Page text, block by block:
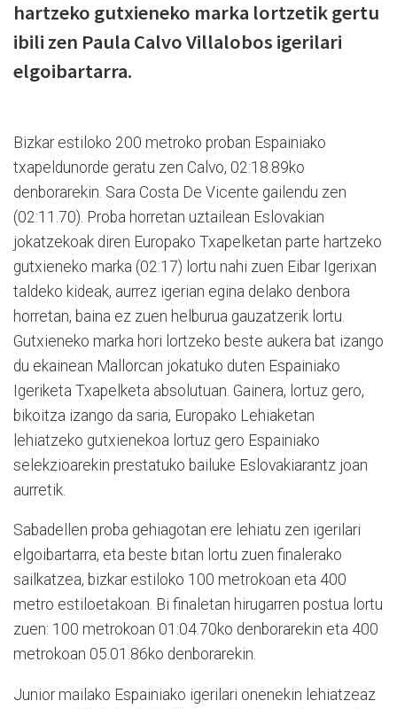
hartzeko gutxieneko marka lortzetik gertu
ibili zen Paula Calvo Villalobos igerilari
elgoibartarra.
Bizkar estiloko 200 metroko proban Espainiako
txapeldunorde geratu zen Calvo, 02:18.89ko
denborarekin. Sara Costa De Vicente gailendu zen
(02:11.70). Proba horretan uztailean Eslovakian
jokatzekoak diren Europako Txapelketan parte hartzeko
gutxieneko marka (02:17) lortu nahi zuen Eibar Igerixan
taldeko kideak, aurrez igerian egina delako denbora
horretan, baina ez zuen helburua gauzatzerik lortu.
Gutxieneko marka hori lortzeko beste aukera bat izango
du ekainean Mallorcan jokatuko duten Espainiako
Igeriketa Txapelketa absolutuan. Gainera, lortuz gero,
bikoitza izango da saria, Europako Lehiaketan
lehiatzeko gutxienekoa lortuz gero Espainiako
selekzioarekin prestatuko bailuke Eslovakiarantz joan
aurretik.
Sabadellen proba gehiagotan ere lehiatu zen igerilari
elgoibartarra, eta beste bitan lortu zuen finalerako
sailkatzea, bizkar estiloko 100 metrokoan eta 400
metro estiloetakoan. Bi finaletan hirugarren postua lortu
zuen: 100 metrokoan 01:04.70ko denborarekin eta 400
metrokoan 05.01.86ko denborarekin.
Junior mailako Espainiako igerilari onenekin lehiatzeaz